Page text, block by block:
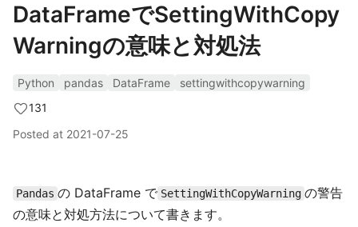
DataFrameでSettingWithCopy
Warningの意味と対処法
Python pandas DataFrame
settingwithcopywarning
131
Posted at 2021-07-25
Pandas の DataFrame で SettingWithCopyWarning の警告
の意味と対処方法について書きます。